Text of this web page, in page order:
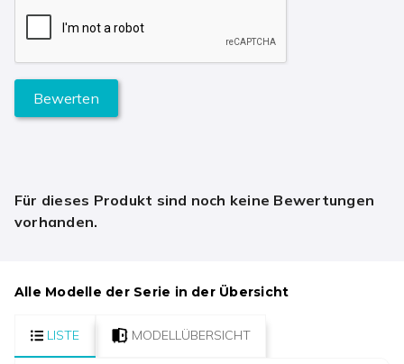
Bewerten
Für dieses Produkt sind noch keine Bewertungen
vorhanden.
Alle Modelle der Serie in der Übersicht
LISTE MODELLÜBERSICHT